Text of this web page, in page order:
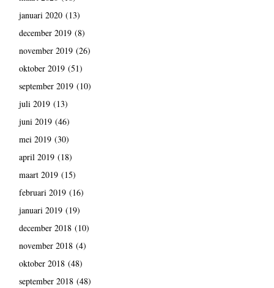
januari 2020(13)
december 2019(8)
november 2019(26)
oktober 2019(51)
september 2019(10)
juli 2019(13)
juni 2019(46)
mei 2019(30)
april 2019(18)
maart 2019(15)
februari 2019(16)
januari 2019(19)
december 2018(10)
november 2018(4)
oktober 2018(48)
september 2018(48)